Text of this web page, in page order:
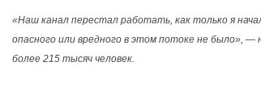
«Наш канал перестал работать, как только я
опасного или вредного в этом потоке не было», —
более 215 тысяч человек.